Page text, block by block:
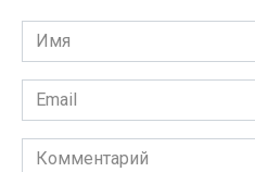
Имя
*
Email
*
Комментарий